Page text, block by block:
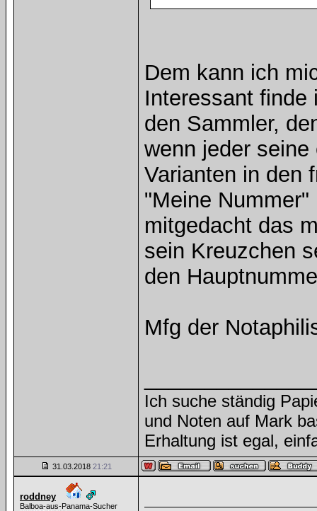
Dem kann ich
Interessant finde
den Sammler,
wenn jeder
Varianten in den
"Meine
mitgedacht das
sein Kreuzchen
den
Mfg der
Ich suche ständig
und Noten auf Mark
Erhaltung ist egal,
31.03.2018 21:21
roddney
Balboa-aus-Panama-Sucher